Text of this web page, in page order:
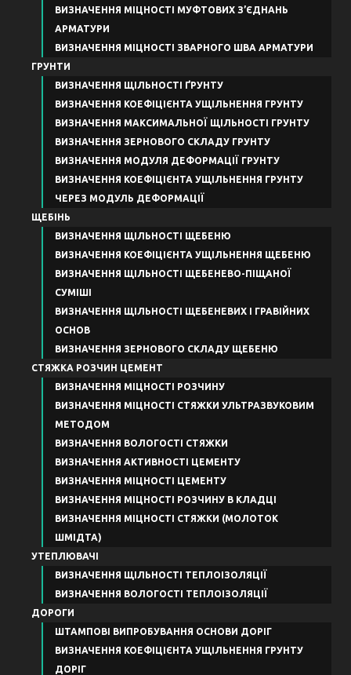
ВИЗНАЧЕННЯ МІЦНОСТІ МУФТОВИХ З’ЄДНАНЬ
АРМАТУРИ
ВИЗНАЧЕННЯ МІЦНОСТІ ЗВАРНОГО ШВА АРМАТУРИ
ГРУНТИ
ВИЗНАЧЕННЯ ЩІЛЬНОСТІ ҐРУНТУ
ВИЗНАЧЕННЯ КОЕФІЦІЄНТА УЩІЛЬНЕННЯ ГРУНТУ
ВИЗНАЧЕННЯ МАКСИМАЛЬНОЇ ЩІЛЬНОСТІ ГРУНТУ
ВИЗНАЧЕННЯ ЗЕРНОВОГО СКЛАДУ ГРУНТУ
ВИЗНАЧЕННЯ МОДУЛЯ ДЕФОРМАЦІЇ ГРУНТУ
ВИЗНАЧЕННЯ КОЕФІЦІЄНТА УЩІЛЬНЕННЯ ГРУНТУ
ЧЕРЕЗ МОДУЛЬ ДЕФОРМАЦІЇ
ЩЕБІНЬ
ВИЗНАЧЕННЯ ЩІЛЬНОСТІ ЩЕБЕНЮ
ВИЗНАЧЕННЯ КОЕФІЦІЄНТА УЩІЛЬНЕННЯ ЩЕБЕНЮ
ВИЗНАЧЕННЯ ЩІЛЬНОСТІ ЩЕБЕНЕВО-ПІЩАНОЇ
СУМІШІ
ВИЗНАЧЕННЯ ЩІЛЬНОСТІ ЩЕБЕНЕВИХ І ГРАВІЙНИХ
ОСНОВ
ВИЗНАЧЕННЯ ЗЕРНОВОГО СКЛАДУ ЩЕБЕНЮ
СТЯЖКА РОЗЧИН ЦЕМЕНТ
ВИЗНАЧЕННЯ МІЦНОСТІ РОЗЧИНУ
ВИЗНАЧЕННЯ МІЦНОСТІ СТЯЖКИ УЛЬТРАЗВУКОВИМ
МЕТОДОМ
ВИЗНАЧЕННЯ ВОЛОГОСТІ СТЯЖКИ
ВИЗНАЧЕННЯ АКТИВНОСТІ ЦЕМЕНТУ
ВИЗНАЧЕННЯ МІЦНОСТІ ЦЕМЕНТУ
ВИЗНАЧЕННЯ МІЦНОСТІ РОЗЧИНУ В КЛАДЦІ
ВИЗНАЧЕННЯ МІЦНОСТІ СТЯЖКИ (МОЛОТОК
ШМІДТА)
УТЕПЛЮВАЧІ
ВИЗНАЧЕННЯ ЩІЛЬНОСТІ ТЕПЛОІЗОЛЯЦІЇ
ВИЗНАЧЕННЯ ВОЛОГОСТІ ТЕПЛОІЗОЛЯЦІЇ
ДОРОГИ
ШТАМПОВІ ВИПРОБУВАННЯ ОСНОВИ ДОРІГ
ВИЗНАЧЕННЯ КОЕФІЦІЄНТА УЩІЛЬНЕННЯ ГРУНТУ
ДОРІГ